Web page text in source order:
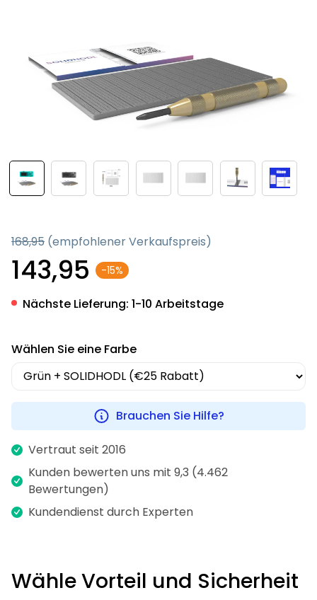
168,95 (empfohlener Verkaufspreis)
143,95 -15%
Nächste Lieferung: 1-10 Arbeitstage
Wählen Sie eine Farbe
Brauchen Sie Hilfe?
Vertraut seit 2016
Kunden bewerten uns mit 9,3 (4.462
Bewertungen)
Kundendienst durch Experten
Wähle Vorteil und Sicherheit